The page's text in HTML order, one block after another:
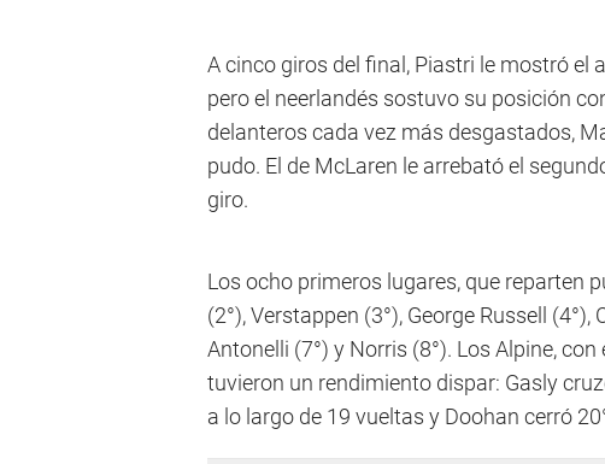
A cinco giros del final, Piastri le mostró el
pero el neerlandés sostuvo su posición
delanteros cada vez más desgastados,
pudo. El de McLaren le arrebató el
giro.
Los ocho primeros lugares, que reparten
(2°), Verstappen (3°), George Russell
Antonelli (7°) y Norris (8°). Los Alpine,
tuvieron un rendimiento dispar: Gasly
a lo largo de 19 vueltas y Doohan cerró